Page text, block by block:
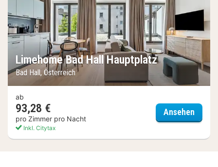
Limehome Bad Hall Hauptplatz
Bad Hall, Österreich
ab
93,28 €
pro Zimmer pro Nacht
Inkl. Citytax
Ansehen